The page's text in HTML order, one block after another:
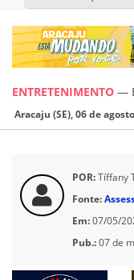
ENTRETENIMENTO —
Aracaju (SE), 06 de
POR:Tíffany
Fonte:
Em:07/05/
Pub.:07 de